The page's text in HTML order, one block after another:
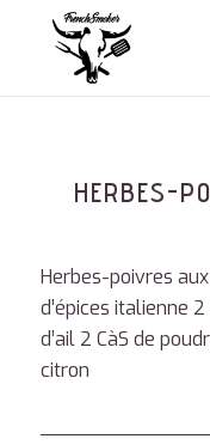
HERBES-
Herbes-poivres
d’épices italienne
d’ail 2 CàS de
citron